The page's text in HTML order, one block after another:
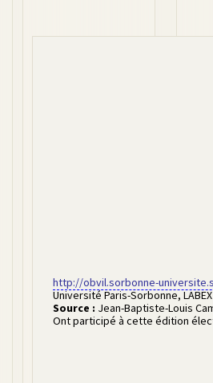
http://obvil.sorbonne-
Université Paris-Sorbonne, LABEX
Source : Jean-Baptiste-Louis
Ont participé à cette édition